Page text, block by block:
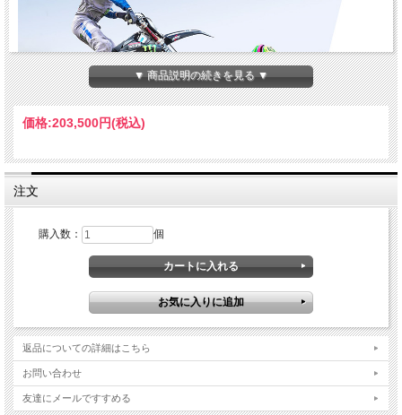
通常品とはバックプレートとプレッシャープレートのコーティングが異なるファク
実際にMXGPで使用されていて、サンドトラックのようなクラッチに厳しいコンデ
ィションでも優れたコーティング耐久性を持ったモデルです。
2019 MXGP Wilvo Yamaha Teamが実際に使用し、ホールショットを連発したMX用
スータークラッチMX ラインの登場です。
MXラインはBTLラインと対照的にアンチホッピングメカニズム（スリッパークラ
ッチ機構）がありません。
このクラッチはレスポンスが良く、効率的にオイルがクラッチ内に循環する設計
▼ 商品説明の続きを見る ▼
価格:203,500円(税込)
注文
購入数： 個
返品についての詳細はこちら
お問い合わせ
友達にメールですすめる